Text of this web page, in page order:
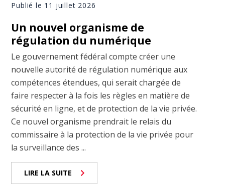
Publié le 11 juillet 2026
Un nouvel organisme de
régulation du numérique
Le gouvernement fédéral compte créer une
nouvelle autorité de régulation numérique aux
compétences étendues, qui serait chargée de
faire respecter à la fois les règles en matière de
sécurité en ligne, et de protection de la vie privée.
Ce nouvel organisme prendrait le relais du
commissaire à la protection de la vie privée pour
la surveillance des ...
LIRE LA SUITE